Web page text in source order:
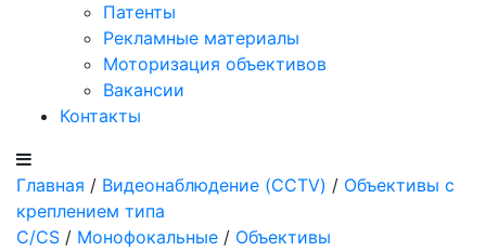
Патенты
Рекламные материалы
Моторизация объективов
Вакансии
Контакты
Главная / Видеонаблюдение (CCTV) / Объективы с
креплением типа
C/CS / Монофокальные / Объективы